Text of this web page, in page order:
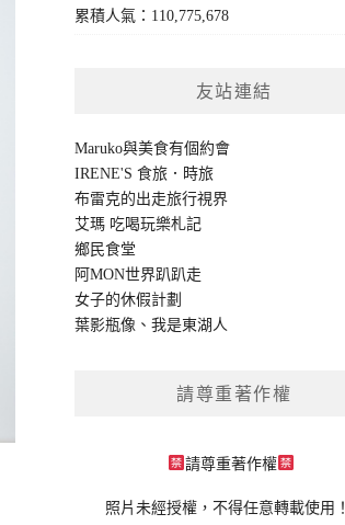
累積人氣：110,775,678
友站連結
Maruko與美食有個約會
IRENE'S 食旅．時旅
布雷克的出走旅行視界
艾瑪 吃喝玩樂札記
鄉民食堂
阿MON世界趴趴走
女子的休假計劃
葉影瓶像 、我是東湖人
請尊重著作權
請尊重著作權
照片未經授權，不得任意轉載使用！